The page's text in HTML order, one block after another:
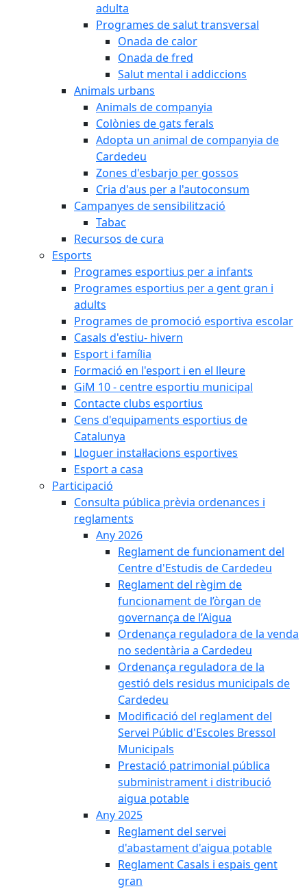
adulta
Programes de salut transversal
Onada de calor
Onada de fred
Salut mental i addiccions
Animals urbans
Animals de companyia
Colònies de gats ferals
Adopta un animal de companyia de
Cardedeu
Zones d'esbarjo per gossos
Cria d'aus per a l'autoconsum
Campanyes de sensibilització
Tabac
Recursos de cura
Esports
Programes esportius per a infants
Programes esportius per a gent gran i
adults
Programes de promoció esportiva escolar
Casals d'estiu- hivern
Esport i família
Formació en l'esport i en el lleure
GiM 10 - centre esportiu municipal
Contacte clubs esportius
Cens d'equipaments esportius de
Catalunya
Lloguer instal·lacions esportives
Esport a casa
Participació
Consulta pública prèvia ordenances i
reglaments
Any 2026
Reglament de funcionament del
Centre d'Estudis de Cardedeu
Reglament del règim de
funcionament de l’òrgan de
governança de l’Aigua
Ordenança reguladora de la venda
no sedentària a Cardedeu
Ordenança reguladora de la
gestió dels residus municipals de
Cardedeu
Modificació del reglament del
Servei Públic d'Escoles Bressol
Municipals
Prestació patrimonial pública
subministrament i distribució
aigua potable
Any 2025
Reglament del servei
d'abastament d'aigua potable
Reglament Casals i espais gent
gran